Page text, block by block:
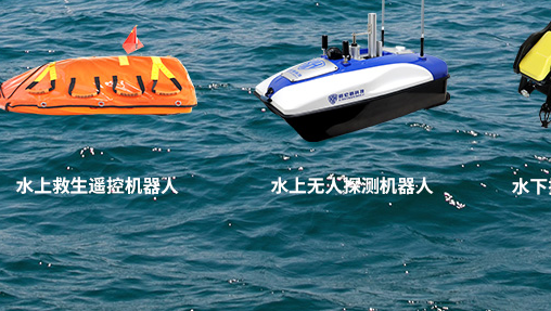
水域安防无人巡
逻船
自扶正无人船
水上侦测无人船
水上巡逻无人船
H8